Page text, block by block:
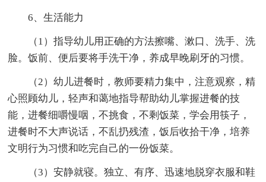
6、生活能力
（1）指导幼儿用正确的方法擦嘴、漱口、洗手、洗
脸。饭前、便后要将手洗干净，养成早晚刷牙的习惯。
（2）幼儿进餐时，教师要精力集中，注意观察，精
心照顾幼儿，轻声和蔼地指导帮助幼儿掌握进餐的技
能，进餐细嚼慢咽，不挑食，不剩饭菜，学会用筷子，
进餐时不大声说话，不乱扔残渣，饭后收拾干净，培养
文明行为习惯和吃完自己的一份饭菜。
（3）安静就寝。独立、有序、迅速地脱穿衣服和鞋